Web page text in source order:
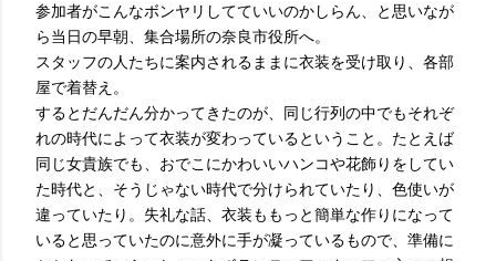
参加者がこんなボンヤリしてていいのかしらん、と思いなが
ら当日の早朝、集合場所の奈良市役所へ。
スタッフの人たちに案内されるままに衣装を受け取り、各部
屋で着替え。
するとだんだん分かってきたのが、同じ行列の中でもそれぞ
れの時代によって衣装が変わっているということ。たとえば
同じ女貴族でも、おでこにかわいいハンコや花飾りをしてい
た時代と、そうじゃない時代で分けられていたり、色使いが
違っていたり。失礼な話、衣装ももっと簡単な作りになって
いると思っていたのに意外に手が凝っているもので、準備に